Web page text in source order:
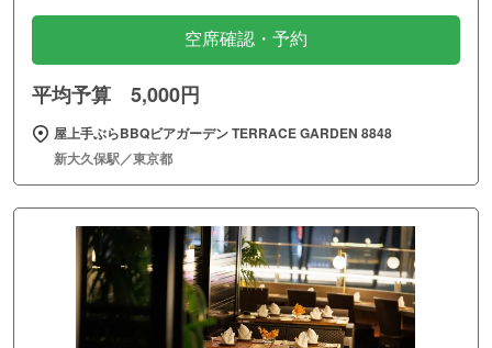
空席確認・予約
平均予算 5,000円
屋上手ぶらBBQビアガーデン TERRACE GARDEN 8848
新大久保駅／東京都